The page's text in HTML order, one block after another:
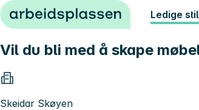
Hopp til innhold Ledige
Vil du bli med å skape
Skeidar Skøyen